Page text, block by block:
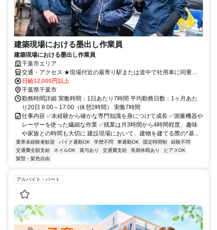
建築現場における墨出し作業員
建築現場における墨出し作業員
千葉市エリア
交通・アクセス ★現場付近の最寄り駅または道中で社用車に同乗す
る形となります。
日給12,000円以上
千葉県千葉市
勤務時間詳細 実働時間：1日あたり7時間 平均勤務日数：1ヶ月あた
り20日 8:00～17:00（休憩2時間） 実働7時間
仕事内容 ✅️未経験から確かな専門知識を身につけて成長 ✅️測量機器や
レーザーを使った繊細な作業 ✅️残業は月3時間から4時間程度、趣味
や家族との時間も大切に 建設現場において、建物を建てる際の*基...
業界未経験者歓迎 バイク通勤OK 学歴不問 車通勤OK 固定時間制
経験不問
交通費全額支給
ネイルOK 賞与あり 交通費支給 長期休暇あり
ピアスOK
髪型・髪色自由
アルバイト・パート